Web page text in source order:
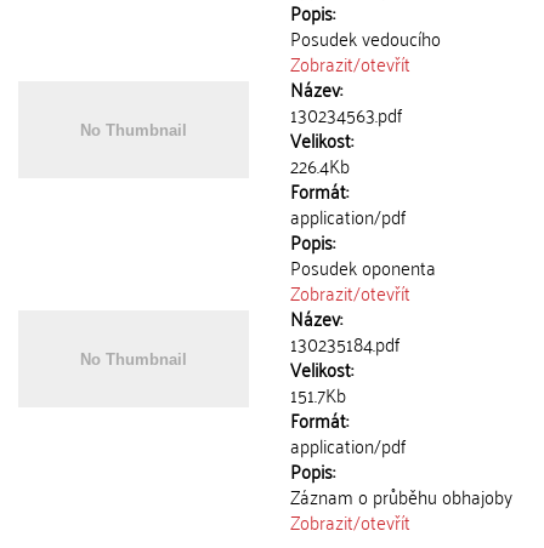
Popis:
Posudek vedoucího
Zobrazit/otevřít
Název:
130234563.pdf
Velikost:
226.4Kb
Formát:
application/pdf
Popis:
Posudek oponenta
Zobrazit/otevřít
Název:
130235184.pdf
Velikost:
151.7Kb
Formát:
application/pdf
Popis:
Záznam o průběhu obhajoby
Zobrazit/otevřít